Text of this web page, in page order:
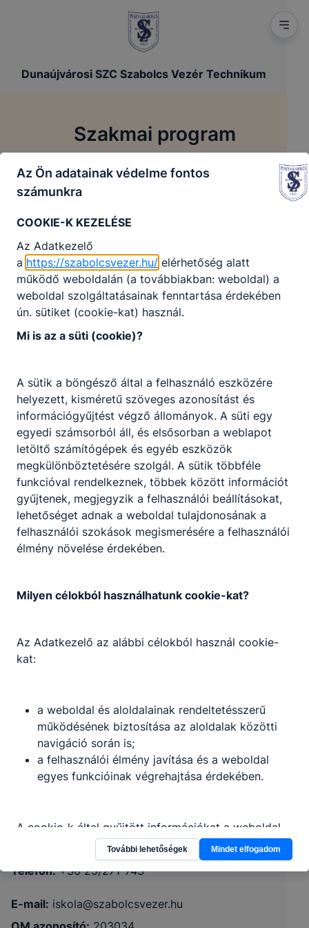
Dunaújvárosi SZC Szabolcs Vezér Technikum
Szakmai program
Főoldal / Szakmai dokumentumok / Szakmai program
Szakmai Program
Kiegészített Szakmai program.pdf
Letöltés
Partnereink
Dunaújvárosi SZC Szabolcs Vezér
Pusztaszabolcs, Mátyás király út 14-16.
Telefon: +36 25/271-743
E-mail: iskola@szabolcsvezer.hu
Az Ön adatainak védelme fontos
számunkra
COOKIE-K KEZELÉSE
Az Adatkezelő
a https://szabolcsvezer.hu/ elérhetőség alatt
működő weboldalán (a továbbiakban: weboldal) a
weboldal szolgáltatásainak fenntartása érdekében
ún. sütiket (cookie-kat) használ.
Mi is az a süti (cookie)?
A sütik a böngésző által a felhasználó eszközére
helyezett, kisméretű szöveges azonosítást és
információgyűjtést végző állományok. A süti egy
egyedi számsorból áll, és elsősorban a weblapot
letöltő számítógépek és egyéb eszközök
megkülönböztetésére szolgál. A sütik többféle
funkcióval rendelkeznek, többek között információt
gyűjtenek, megjegyzik a felhasználói beállításokat,
lehetőséget adnak a weboldal tulajdonosának a
felhasználói szokások megismerésére a felhasználói
élmény növelése érdekében.
Milyen célokból használhatunk cookie-kat?
Az Adatkezelő az alábbi célokból használ cookie-
kat:
a weboldal és aloldalainak rendeltetésszerű
működésének biztosítása az aloldalak közötti
navigáció során is;
a felhasználói élmény javítása és a weboldal
egyes funkcióinak végrehajtása érdekében.
A cookie-k által gyűjtött információkat a weboldal
nem értékesíti, adja bérbe harmadik fél számára,
kivéve azon szolgáltatások biztosításához
szükséges mértékben, amely szolgáltatásokhoz az
megadta.
További lehetőségek Mindet elfogadom